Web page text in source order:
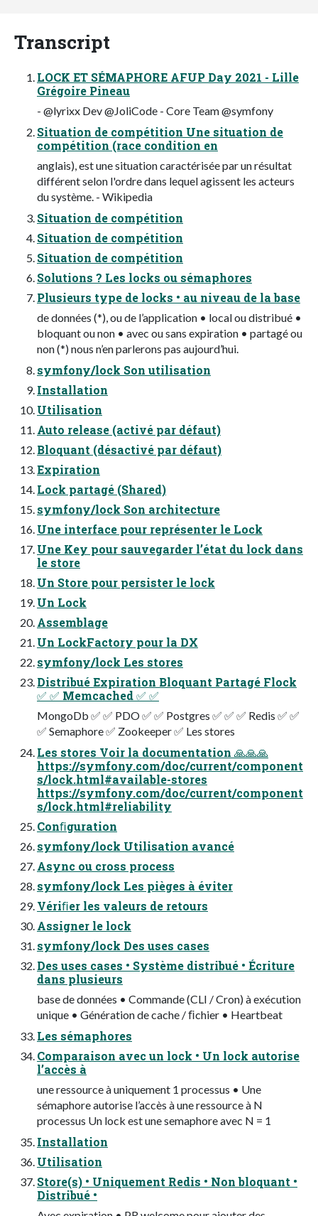
Transcript
LOCK ET SÉMAPHORE AFUP Day 2021 - Lille
Grégoire Pineau
- @lyrixx Dev @JoliCode - Core Team @symfony
Situation de compétition Une situation de
compétition (race condition en
anglais), est une situation caractérisée par un résultat
différent selon l'ordre dans lequel agissent les acteurs
du système. - Wikipedia
Situation de compétition
Situation de compétition
Situation de compétition
Solutions ? Les locks ou sémaphores
Plusieurs type de locks • au niveau de la base
de données (*), ou de l’application • local ou distribué •
bloquant ou non • avec ou sans expiration • partagé ou
non (*) nous n’en parlerons pas aujourd’hui.
symfony/lock Son utilisation
Installation
Utilisation
Auto release (activé par défaut)
Bloquant (désactivé par défaut)
Expiration
Lock partagé (Shared)
symfony/lock Son architecture
Une interface pour représenter le Lock
Une Key pour sauvegarder l’état du lock dans
le store
Un Store pour persister le lock
Un Lock
Assemblage
Un LockFactory pour la DX
symfony/lock Les stores
Distribué Expiration Bloquant Partagé Flock
✅ ✅ Memcached ✅ ✅
MongoDb ✅ ✅ PDO ✅ ✅ Postgres ✅ ✅ ✅ Redis ✅ ✅
✅ Semaphore ✅ Zookeeper ✅ Les stores
Les stores Voir la documentation 🙏🙏🙏
https://symfony.com/doc/current/component
s/lock.html#available-stores
https://symfony.com/doc/current/component
s/lock.html#reliability
Conﬁguration
symfony/lock Utilisation avancé
Async ou cross process
symfony/lock Les pièges à éviter
Vériﬁer les valeurs de retours
Assigner le lock
symfony/lock Des uses cases
Des uses cases • Système distribué • Écriture
dans plusieurs
base de données • Commande (CLI / Cron) à exécution
unique • Génération de cache / ﬁchier • Heartbeat
Les sémaphores
Comparaison avec un lock • Un lock autorise
l’accès à
une ressource à uniquement 1 processus • Une
sémaphore autorise l’accès à une ressource à N
processus Un lock est une semaphore avec N = 1
Installation
Utilisation
Store(s) • Uniquement Redis • Non bloquant •
Distribué •